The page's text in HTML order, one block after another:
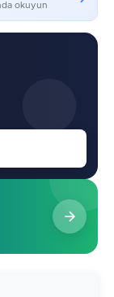
okuyun